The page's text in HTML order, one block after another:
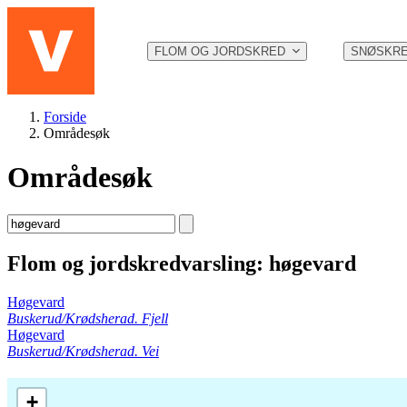
FLOM OG JORDSKRED
Forside
Områdesøk
Områdesøk
Flom og jordskredvarsling: høgevard
Høgevard
Buskerud/Krødsherad. Fjell
Høgevard
Buskerud/Krødsherad. Vei
+